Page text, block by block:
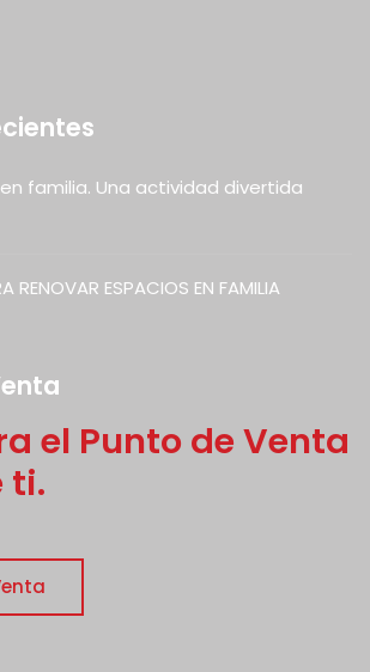
familia. Una actividad divertida
RENOVAR ESPACIOS EN FAMILIA
el Punto de Venta
ti.